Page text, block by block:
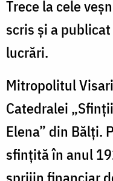
Trece la cele
scris şi a
lucrări.
Mitropolitul
Catedralei
Elena” din Bălţi.
sfinţită în anul